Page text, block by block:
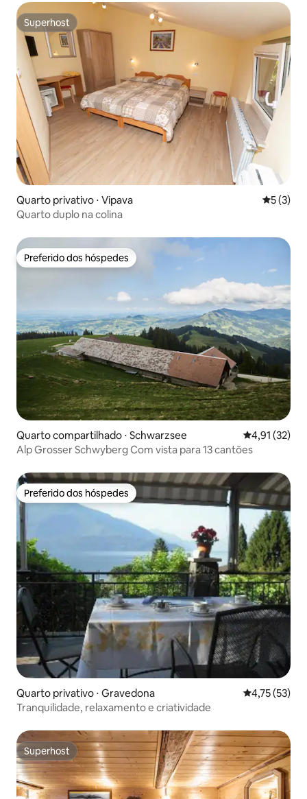
Superhost
Superhost
Quarto privativo ⋅ Vipava 5 de
5 (3)
Quarto duplo na colina
Preferido dos hóspedes
Preferido dos hóspedes
Quarto compartilhado ⋅ Schwarzsee 4,91 de uma
4,91 (32)
Alp Grosser Schwyberg Com vista para 13 cantões
Preferido dos hóspedes
Preferido dos hóspedes
Quarto privativo ⋅ Gravedona 4,75 de uma
4,75 (53)
Tranquilidade, relaxamento e criatividade
Superhost
Superhost